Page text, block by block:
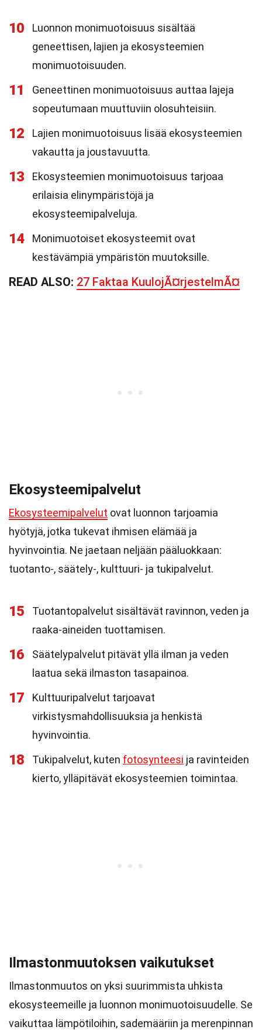
10
Luonnon monimuotoisuus sisältää
geneettisen, lajien ja ekosysteemien
monimuotoisuuden.
11
Geneettinen monimuotoisuus auttaa lajeja
sopeutumaan muuttuviin olosuhteisiin.
12
Lajien monimuotoisuus lisää ekosysteemien
vakautta ja joustavuutta.
13
Ekosysteemien monimuotoisuus tarjoaa
erilaisia elinympäristöjä ja
ekosysteemipalveluja.
14
Monimuotoiset ekosysteemit ovat
kestävämpiä ympäristön muutoksille.
READ ALSO: 27 Faktaa KuulojÃ¤rjestelmÃ¤
Ekosysteemipalvelut
Ekosysteemipalvelut ovat luonnon tarjoamia
hyötyjä, jotka tukevat ihmisen elämää ja
hyvinvointia. Ne jaetaan neljään pääluokkaan:
tuotanto-, säätely-, kulttuuri- ja tukipalvelut.
15
Tuotantopalvelut sisältävät ravinnon, veden ja
raaka-aineiden tuottamisen.
16
Säätelypalvelut pitävät yllä ilman ja veden
laatua sekä ilmaston tasapainoa.
17
Kulttuuripalvelut tarjoavat
virkistysmahdollisuuksia ja henkistä
hyvinvointia.
18 Tukipalvelut, kuten fotosynteesi ja ravinteiden
kierto, ylläpitävät ekosysteemien toimintaa.
Ilmastonmuutoksen vaikutukset
Ilmastonmuutos on yksi suurimmista uhkista
ekosysteemeille ja luonnon monimuotoisuudelle. Se
vaikuttaa lämpötiloihin, sademääriin ja merenpinnan